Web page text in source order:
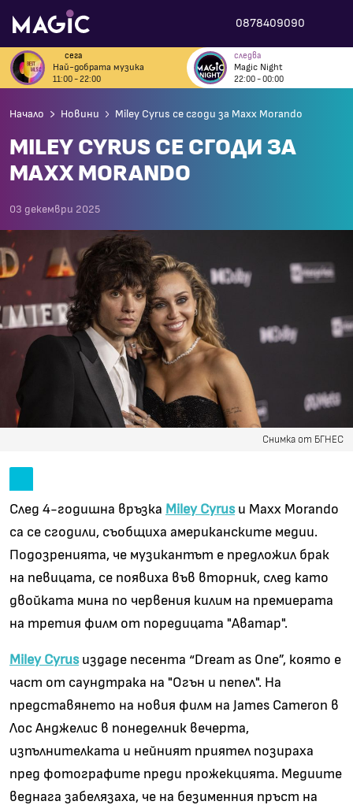
0878409090
сега
Най-добрата музика
11:00 - 22:00
следва
Magic Night
22:00 - 00:00
Начало Новини Miley Cyrus се сгоди за Maxx Morando
MILEY CYRUS СЕ СГОДИ ЗА
MAXX MORANDO
03 декември 2025
Снимка от БГНЕС
След 4-годишна връзка Miley Cyrusи Maxx Morando
са се сгодили, съобщиха американските медии.
Подозренията, че музикантът е предложил брак
на певицата, се появиха във вторник, след като
двойката мина по червения килим на премиерата
на третия филм от поредицата "Аватар".
Miley Cyrusиздаде песента “Dream as One”, която е
част от саундтрака на "Огън и пепел". На
представянето на новия филм на James Cameron в
Лос Анджелис в понеделник вечерта,
изпълнителката и нейният приятел позираха
пред фотографите преди прожекцията. Медиите
веднага забелязаха, че на безименния пръст на